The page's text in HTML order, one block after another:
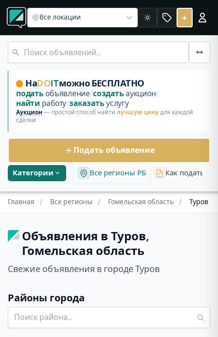
Объявления Туров
Бесплатные объявления и аукционы в Турове,
Все локации Светлая +
Категории Все регионы РБ Как подать
НаDOITможно БЕСПЛАТНО
подать объявление/создать аукцион/
найти работу/заказать услугу
Аукцион — простой способ найти лучшую цену для каждой
сделки
Подать объявление
Главная / Все регионы / Гомельская область / Туров
Объявления в Туров,
Гомельская область
Свежие объявления в городе Туров
Районы города